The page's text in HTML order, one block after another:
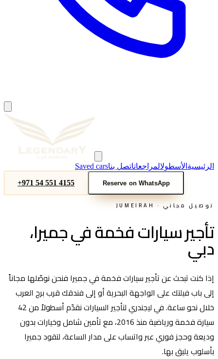
الرئيسية الأسطولالمراجعاتاتصل بناSaved cars
+971 54 551 4155
Reserve on WhatsApp
توصيل مجاني ·JUMEIRAH
تأجير سيارات فخمة في جميرا،
دبي
إذا كنت تبحث عن تأجير سيارات فخمة في جميرا فنحن نوصّلها مجاناً
إلى باب فيلتك على الواجهة البحرية أو إلى فندقك قرب برج العرب
خلال نحو ساعة. في ليجندري لتأجير السيارات نقدّم أسطولاً من 42
سيارة فخمة ورياضية منذ 2016، مع تأمين شامل وخيارات بدون
وديعة وحجز فوري عبر واتساب على مدار الساعة، لتقود جميرا
بأسلوب يليق بها.